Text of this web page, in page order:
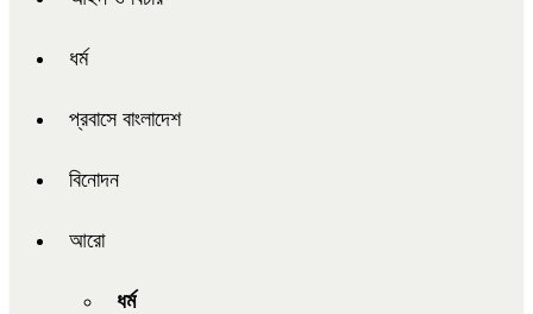
ধর্ম
প্রবাসে বাংলাদেশ
বিনোদন
আরো
ধর্ম